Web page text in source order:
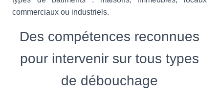
commerciaux ou industriels.
Des compétences reconnues
pour intervenir sur tous types
de débouchage